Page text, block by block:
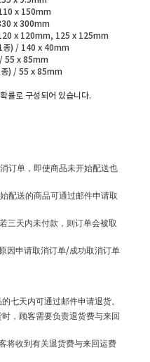
x 150mm
x 300mm
x 120mm, 125 x 125mm
종) / 140 x 40mm
/ 55 x 85mm
종) / 55 x 85mm
률로 구성되어 있습니다.
订单，即使商品未开始配送也
配送的商品可通过邮件申请取
三天内未付款，则订单会被取
因申请取消订单/成功取消订单
七天内可通过邮件申请退货。
，顾客需要负责退货费与来回
将收到有关退货费与来回运费